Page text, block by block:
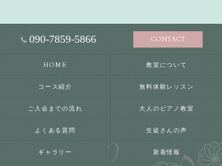
090-7859-5866 CONTACT
HOME 教室について
コース紹介 無料体験レッスン
ご入会までの流れ 大人のピアノ教室
よくある質問 生徒さんの声
ギャラリー 新着情報